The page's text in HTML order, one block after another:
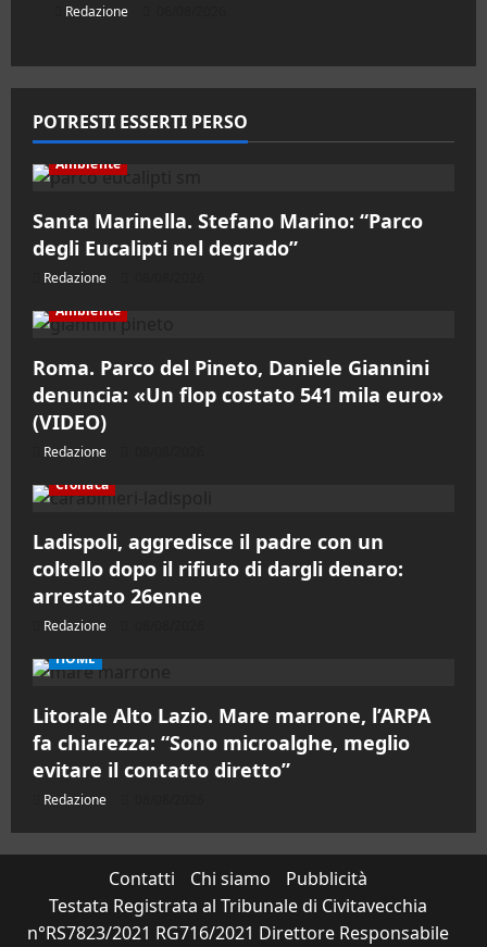
Redazione
POTRESTI ESSERTI PERSO
Ambiente
Santa Marinella. Stefano Marino: “Parco
degli Eucalipti nel degrado”
Redazione
Ambiente
Roma. Parco del Pineto, Daniele Giannini
denuncia: «Un flop costato 541 mila euro»
(VIDEO)
Redazione
Cronaca
Ladispoli, aggredisce il padre con un
coltello dopo il rifiuto di dargli denaro:
arrestato 26enne
Redazione
HOME
Litorale Alto Lazio. Mare marrone, l’ARPA
fa chiarezza: “Sono microalghe, meglio
evitare il contatto diretto”
Redazione
Contatti Chi siamo
Pubblicità
Testata Registrata al Tribunale di Civitavecchia
n°RS7823/2021 RG716/2021 Direttore Responsabile